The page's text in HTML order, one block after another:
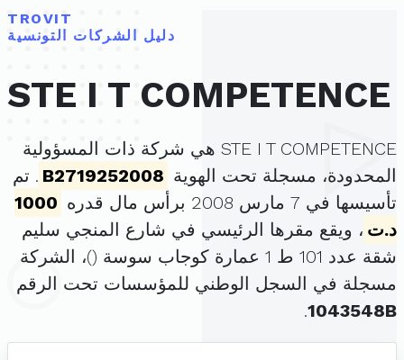
TROVIT
دليل الشركات التونسية
STE I T COMPETENCE
STE I T COMPETENCE هي شركة ذات المسؤولية
المحدودة، مسجلة تحت الهوية B2719252008 . تم
تأسيسها في 7 مارس 2008 برأس مال قدره
1000
د.ت ، ويقع مقرها الرئيسي في شارع المنجي سليم
شقة عدد 101 ط 1 عمارة كوجاب سوسة (
)، الشركة
مسجلة في السجل الوطني للمؤسسات تحت الرقم
1043548B
.